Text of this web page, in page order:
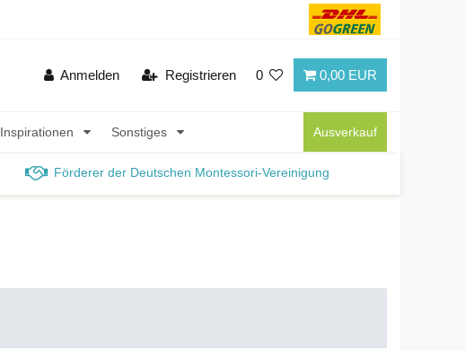
Anmelden Registrieren 0 0,00 EUR
Inspirationen Sonstiges Ausverkauf
Förderer der Deutschen Montessori-Vereinigung